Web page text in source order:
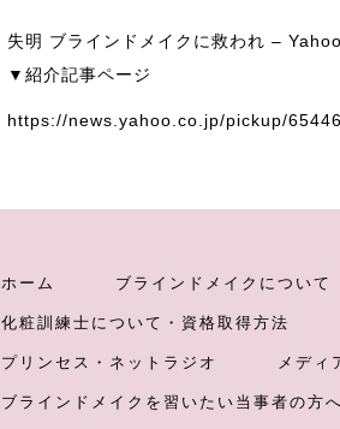
失明 ブラインドメイクに救われ –
▼紹介記事ページ
https://news.yahoo.co.jp/pickup/
ホーム ブラインドメイクについて
化粧訓練士について・資格取得方法
プリンセス・ネットラジオ メディ
ブラインドメイクを習いたい当事者の方へ